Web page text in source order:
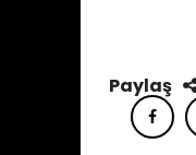
Paylaş